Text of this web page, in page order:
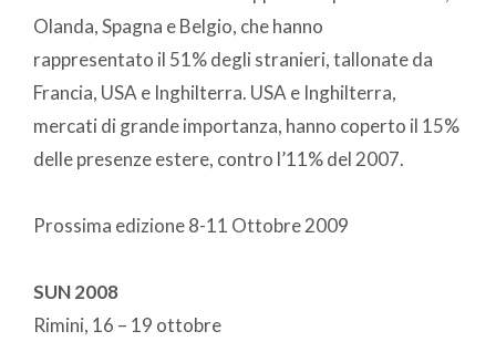
Olanda, Spagna e Belgio, che hanno
rappresentato il 51% degli stranieri, tallonate da
Francia, USA e Inghilterra. USA e Inghilterra,
mercati di grande importanza, hanno coperto il 15%
delle presenze estere, contro l’11% del 2007.
Prossima edizione 8-11 Ottobre 2009
SUN 2008
Rimini, 16 – 19 ottobre